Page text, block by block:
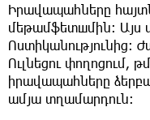
Իրավապահները
մեթամֆետшմին: Այս
Ոստիկանությունից:
Ուլնեցու փողոցում,
իրավապահները
ամյա տղամարդուն։